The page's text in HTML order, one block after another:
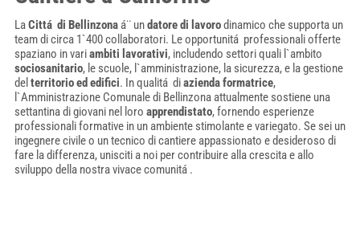
LaCittá di Bellinzonaá¨ undatore di lavorodinamico che supporta un
team di circa 1`400 collaboratori. Le opportunitá professionali offerte
spaziano in variambiti lavorativi, includendo settori quali l`ambito
sociosanitario, le scuole, l`amministrazione, la sicurezza, e la gestione
del territorio ed edifici. In qualitá diazienda formatrice,
l`Amministrazione Comunale di Bellinzona attualmente sostiene una
settantina di giovani nel loro apprendistato, fornendo esperienze
professionali formative in un ambiente stimolante e variegato. Se sei un
ingegnere civile o un tecnico di cantiere appassionato e desideroso di
fare la differenza, unisciti a noi per contribuire alla crescita e allo
sviluppo della nostra vivace comunitá .